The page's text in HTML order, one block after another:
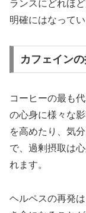
ランスにどれほ
明確にはなってい
カフェイン
コーヒーの最も
の心身に様々な
を高めたり、気
で、過剰摂取は
れます。
ヘルペスの再発